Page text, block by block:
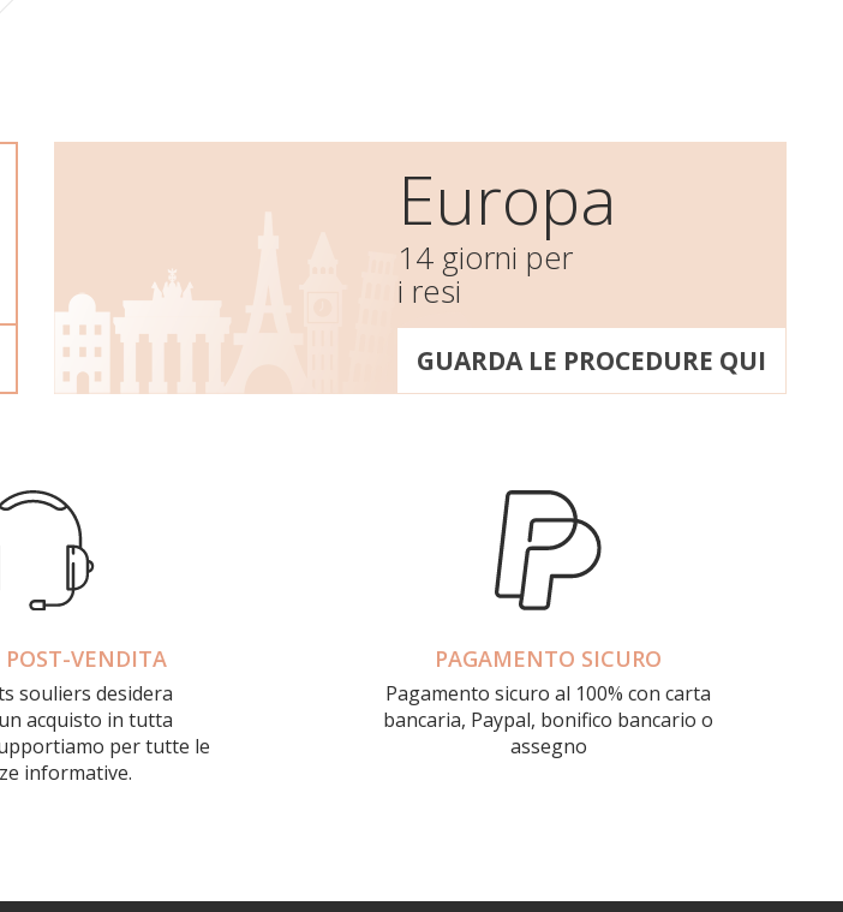
Europa
14 giorni per
i resi
GUARDA LE PROCEDURE QUI
POST-VENDITA
souliers desidera
acquisto in tutta
per tutte le
informative.
PAGAMENTO SICURO
Pagamento sicuro al 100% con carta
bancaria, Paypal, bonifico bancario o
assegno